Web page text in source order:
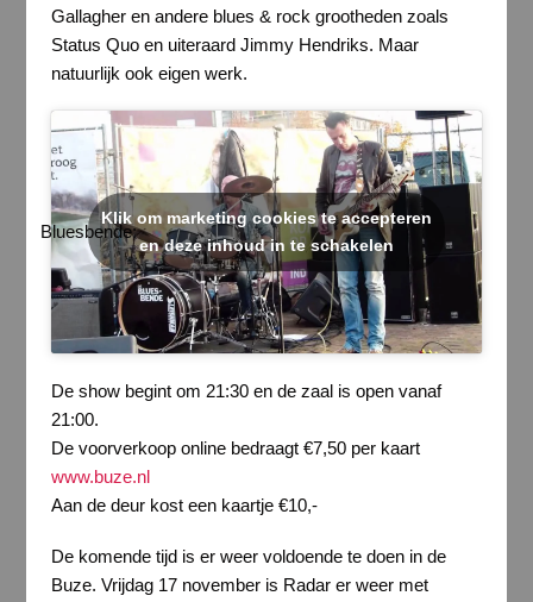
Gallagher en andere blues & rock grootheden zoals
Status Quo en uiteraard Jimmy Hendriks. Maar
natuurlijk ook eigen werk.
Bluesbende:
Klik om marketing cookies te accepteren
en deze inhoud in te schakelen
De show begint om 21:30 en de zaal is open vanaf
21:00.
De voorverkoop online bedraagt €7,50 per kaart
www.buze.nl
Aan de deur kost een kaartje €10,-
De komende tijd is er weer voldoende te doen in de
Buze. Vrijdag 17 november is Radar er weer met